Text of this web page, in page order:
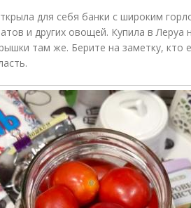
для себя банки с широким
и других овощей. Купила в
там же. Берите на заметку,